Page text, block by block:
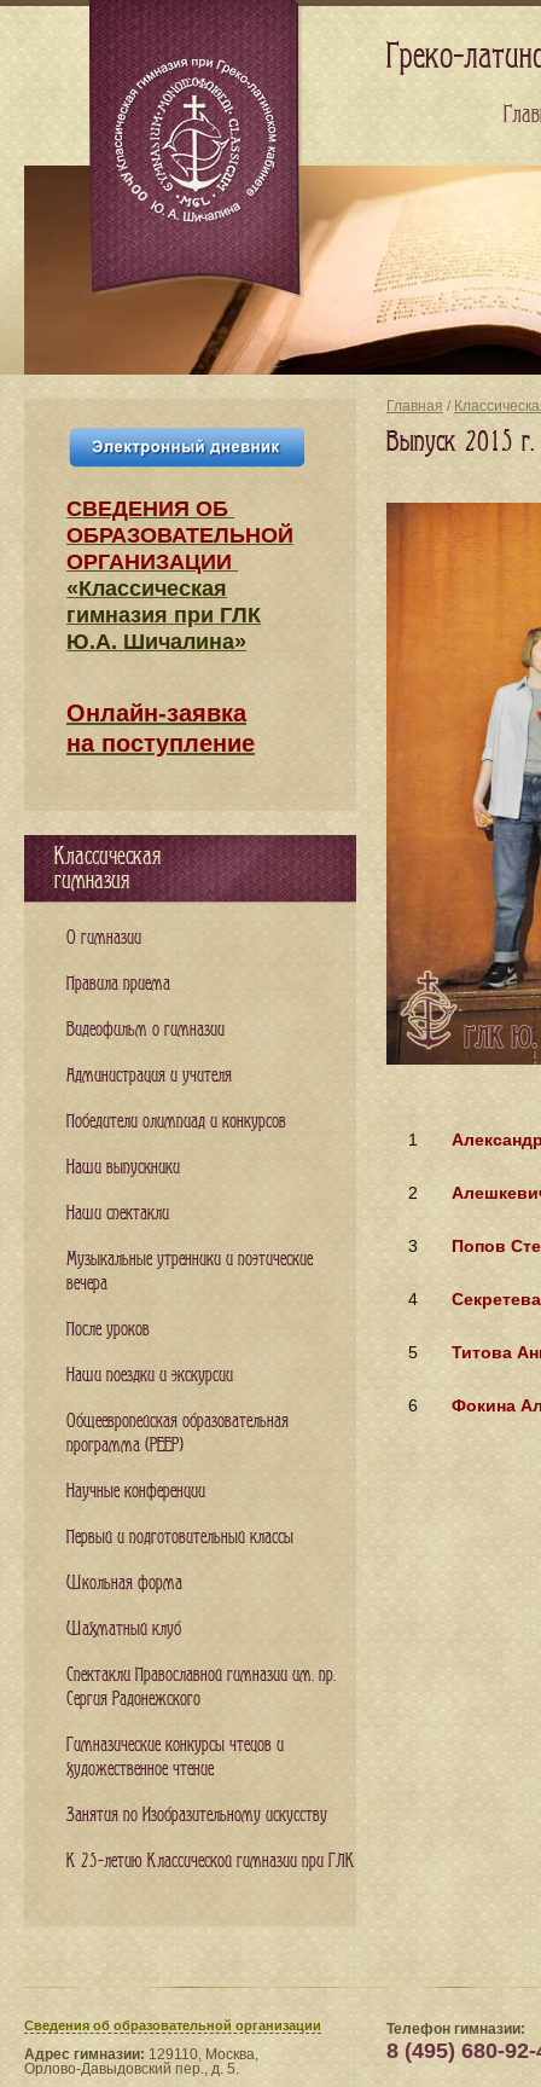
Главная /
Выпуск 2015 г.
1
2
3 Попов
4
5 Титова
6 Фокина
СВЕДЕНИЯ​ ОБ
ОБРАЗОВАТЕЛЬНОЙ
ОРГАНИЗАЦИИ
«Классическая
гимназия при ГЛК
Ю.А. Шичалина»
Онлайн-заявка
на поступление
Классическая
гимназия
О гимназии
Правила приема
Видеофильм о гимназии
Администрация и учителя
Победители олимпиад и конкурсов
Наши выпускники
Наши спектакли
Музыкальные утренники и поэтические
вечера
После уроков
Наши поездки и экскурсии
Общеевропейская образовательная
программа (PEEP)
Научные конференции
Первый и подготовительный классы
Школьная форма
Шахматный клуб
Спектакли Православной гимназии им. пр.
Сергия Радонежского
Гимназические конкурсы чтецов и
художественное чтение
Занятия по Изобразительному искусству
К 25-летию Классической гимназии при ГЛК
Сведения​ об образовательной организации
Адрес гимназии: 129110, Москва,
Орлово-Давыдовский пер., д. 5.
Телефон гимназии:
8 (495) 680-92-
Греко-